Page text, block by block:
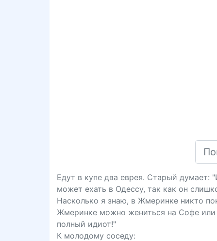
Едут в купе два еврея. Старый думает:
может ехать в Одессу, так как он
Насколько я знаю, в Жмеринке никто
Жмеринке можно жениться на Софе
полный идиот!"
К молодому соседу: